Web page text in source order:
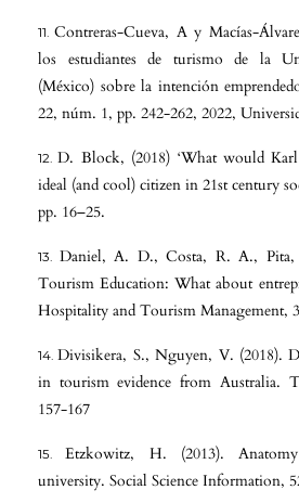
Contreras-Cueva, A y Macías-
los estudiantes de turismo de la
(México) sobre la intención
22, núm. 1, pp. 242-262, 2022,
D. Block, (2018) ‘What would Karl
ideal (and cool) citizen in 21st century
pp. 16–25.
Daniel, A. D., Costa, R. A.,
Tourism Education: What about
Hospitality and Tourism Management,
Divisikera, S., Nguyen, V. (2018).
in tourism evidence from Australia.
157-167
Etzkowitz, H. (2013).
university. Social Science Information,